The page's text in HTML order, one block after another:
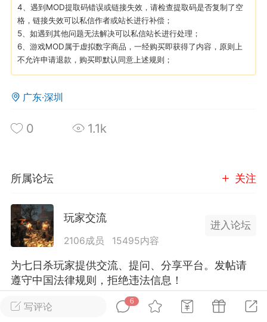
MOD下载 攻略教程 联机招募
02-10 15:45
卖挂
禁止发布联机可用的作弊模组，
作弊模组在联机服务器使用,为了维护游
模组的发布行为：1. *...
汉
72 2.23w
大人
Lv.8
写评论
6
4、遇到MOD提取码错误或链接失效，请检查提取码是否复制了空
格，链接失效可以私信作者或站长进行补偿；
5、如遇到其他问题无法解决可以私信站长进行处理；
6、游戏MOD属于虚拟数字商品，一经购买即获得了内容，原则上
不允许申请退款，购买即默认同意上述规则；
广东·深圳
0 1.1k
所属论坛 关注
玩家交流
2106成员 15495内容
进入论坛
为七日杀玩家提供交流、提问、分享平台。发帖请
遵守中国法律规则，拒绝违法信息！
全部 6 正序